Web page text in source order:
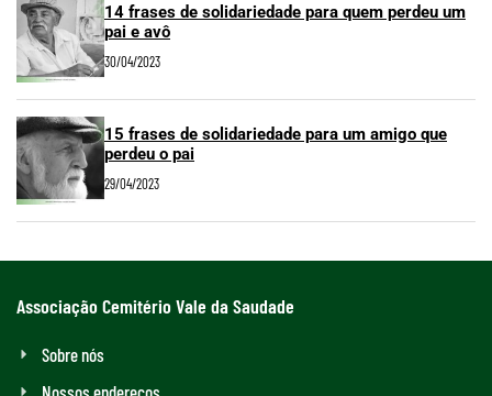
14 frases de solidariedade para quem perdeu um
pai e avô
30/04/2023
15 frases de solidariedade para um amigo que
perdeu o pai
29/04/2023
Associação Cemitério Vale da Saudade
Sobre nós
Nossos endereços